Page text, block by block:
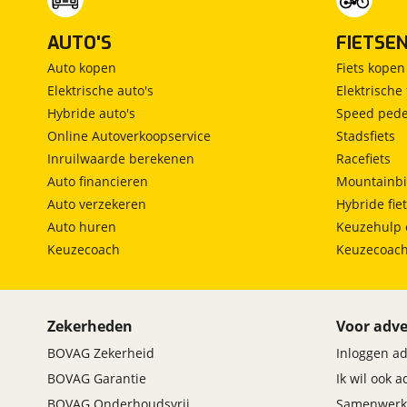
AUTO'S
Auto kopen
Elektrische auto's
Hybride auto's
Online Autoverkoopservice
Inruilwaarde berekenen
Auto financieren
Auto verzekeren
Auto huren
Keuzecoach
FIETSEN
Fiets kopen
Elektrische
Speed
Stadsfiets
Racefiets
Hybride
Keuzehulp
Keuzecoach
Zekerheden
BOVAG Zekerheid
BOVAG Garantie
Voor
Inloggen
Ik wil ook